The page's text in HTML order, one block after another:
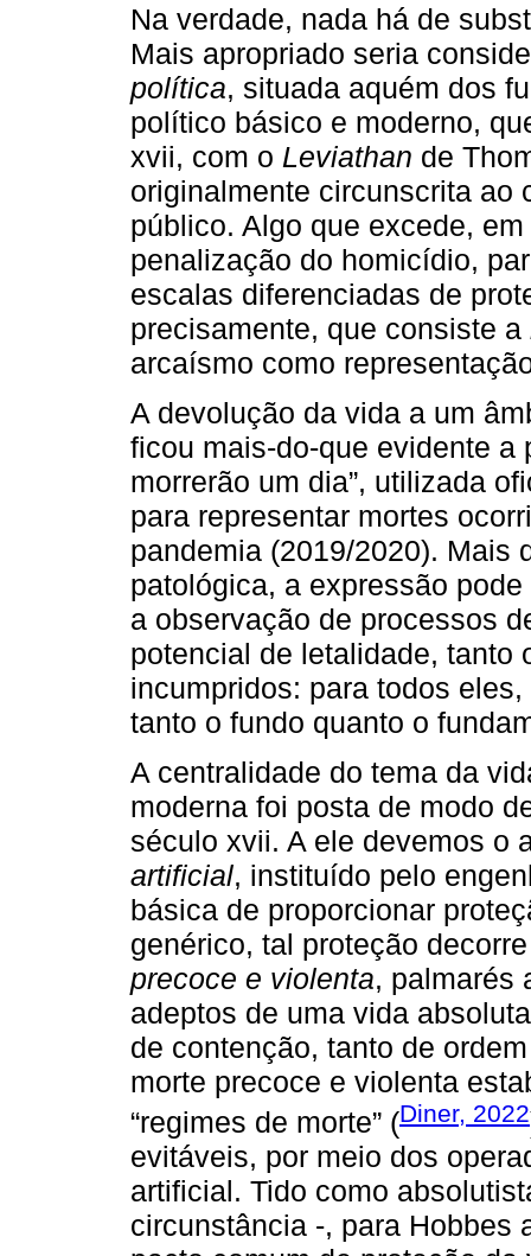
Na verdade, nada há de
Mais apropriado seria
política, situada aquém dos
político básico e moderno,
xvii, com o Leviathan de
originalmente circunscrita ao
público. Algo que excede,
penalização do homicídio,
escalas diferenciadas de
precisamente, que consiste a
arcaísmo como
A devolução da vida a um
ficou mais-do-que evidente a
morrerão um dia”, utilizada
para representar mortes
pandemia (2019/2020). Mais
patológica, a expressão
a observação de processos
potencial de letalidade, tanto
incumpridos: para todos
tanto o fundo quanto o
A centralidade do tema da
moderna foi posta de modo
século xvii. A ele devemos o
artificial, instituído pelo
básica de proporcionar
genérico, tal proteção
precoce e violenta, palmarés
adeptos de uma vida
de contenção, tanto de
morte precoce e violenta
“regimes de morte” (Diner, 2022
evitáveis, por meio dos
artificial. Tido como
circunstância -, para Hobbes